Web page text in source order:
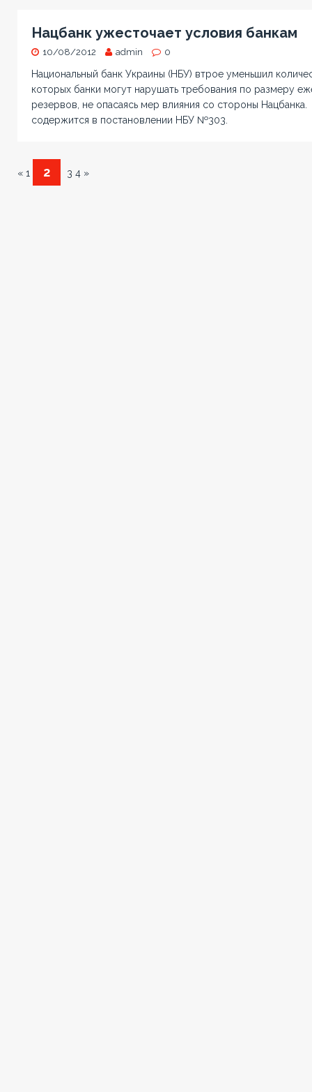
Нацбанк ужесточает условия банкам
10/08/2012 admin 0
Национальный банк Украины (НБУ) втрое уменьшил
которых банки могут нарушать требования по размеру
резервов, не опасаясь мер влияния со стороны
содержится в постановлении НБУ №303.
« 1 2 3 4 »